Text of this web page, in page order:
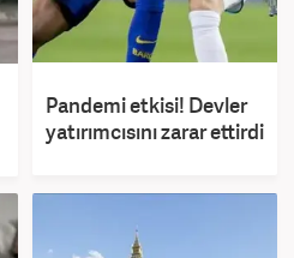
Pandemi etkisi! Devler
yatırımcısını zarar ettirdi